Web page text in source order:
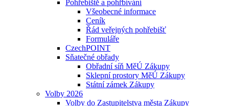
Pohřebiště a pohřbívání
Všeobecné informace
Ceník
Řád veřejných pohřebišť
Formuláře
CzechPOINT
Sňatečné obřady
Obřadní síň MěÚ Zákupy
Sklepní prostory MěÚ Zákupy
Státní zámek Zákupy
Volby 2026
Volby do Zastupitelstva města Zákupy